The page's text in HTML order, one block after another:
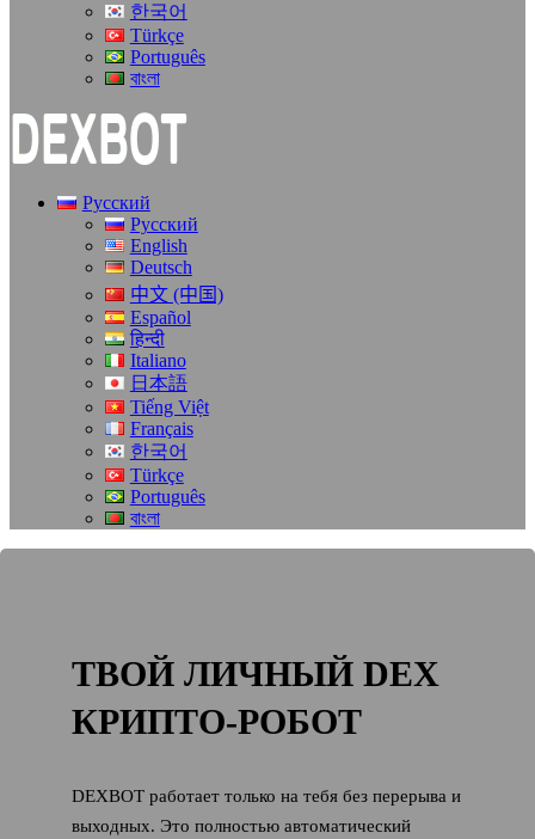
한국어
Türkçe
Português
বাংলা
Русский
Русский
English
Deutsch
中文 (中国)
Español
हिन्दी
Italiano
日本語
Tiếng Việt
Français
한국어
Türkçe
Português
বাংলা
ТВОЙ ЛИЧНЫЙ DEX
КРИПТО-РОБОТ
DEXBOT работает только на тебя без перерыва и
выходных. Это полностью автоматический